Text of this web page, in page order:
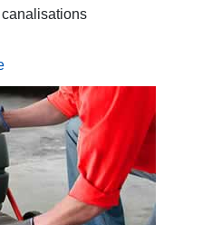
canalisations